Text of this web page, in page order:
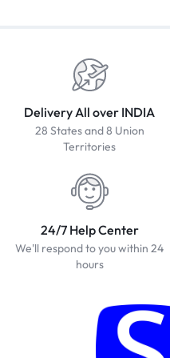
Delivery All over INDIA
28 States and 8 Union
Territories
24/7 Help Center
We'll respond to you within 24
hours